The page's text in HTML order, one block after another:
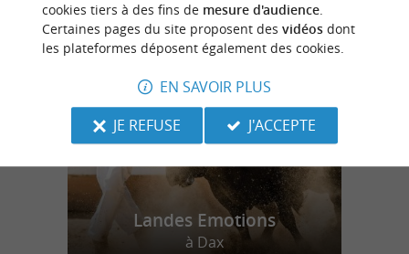
n
o
t
r
e
c
o
u
p
d
e
c
o
e
u
r
Landes Emotions
à Dax
cookies tiers à des fins de mesure d'audience.
Certaines pages du site proposent des vidéosdont
les plateformes déposent également des cookies.
EN SAVOIR PLUS
JE REFUSE
J'ACCEPTE